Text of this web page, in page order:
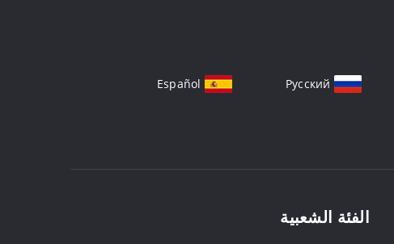
Русский
Español
الفئة الشعبية